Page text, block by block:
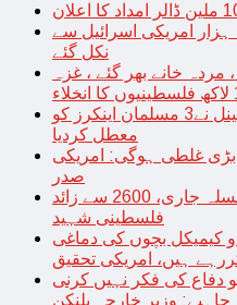
ہزار امریکی اسرائیل سے
نکل گئے
2600 ہو گئی ، مردہ خانے بھر گئے ، غزہ
اسرائیل کے حامی امریکی چینل نے3 مسلمان اینکرز کو
معطل کردیا
بڑی غلطی ہوگی: امریکی
صدر
غزہ پر اسرائیلی جارحیت کا سلسلہ جاری، 2600 سے زائد
فلسطینی شہید
کیمیکل بچوں کی دماغی
ہیں، امریکی تحقیق
دفاع کی فکر نہیں کرنی
چاہیے: وزیر خارجہ بلنکن